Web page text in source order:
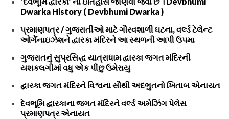
Dwarka History ( Devbhumi Dwarka )
પ્રમાણપત્ર / ગુજરાતીઓ માટે ગૌરવશાળી ઘટના, વર્લ્ડ ટેલેન્ટ
ઓર્ગેનાઇઝેશને દ્વારકા મંદિરને આ સ્થળની આપી ઉપમા
ગુજરાતનું સુપ્રસિદ્ધ યાત્રાધામ દ્વારકા જગત મંદિરની
યશકલગીમાં વધુ એક પીંછુ ઉમેરાયુ
દ્વારકા જગત મંદિરને વિશ્વના સૌથી અદભુતનો ખિતાબ એનાયત
દેવભૂમિ દ્વારકાના જગત મંદિરને વર્લ્ડ અમેઝિંગ પેલેસ
પ્રમાણપત્ર એનાયત